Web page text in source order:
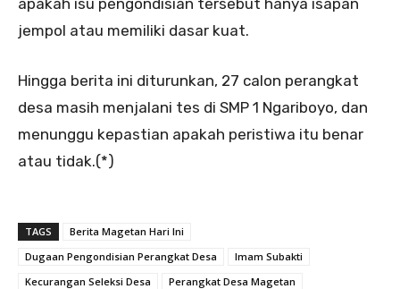
jempol atau memiliki dasar kuat.
Hingga berita ini diturunkan, 27 calon perangkat
desa masih menjalani tes di SMP 1 Ngariboyo, dan
menunggu kepastian apakah peristiwa itu benar
atau tidak.(*)
TAGS
Berita Magetan Hari Ini
Dugaan Pengondisian Perangkat Desa
Imam Subakti
Kecurangan Seleksi Desa
Perangkat Desa Magetan